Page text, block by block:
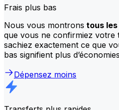
Frais plus bas
Nous vous montrons tous les
que vous ne confirmiez votre
sachiez exactement ce que
bas signifient plus
Dépensez moins